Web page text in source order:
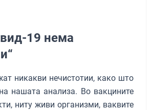
19 нема
никакви нечистотии, како што
нашата анализа. Во вакцините
ниту живи организми, ваквите